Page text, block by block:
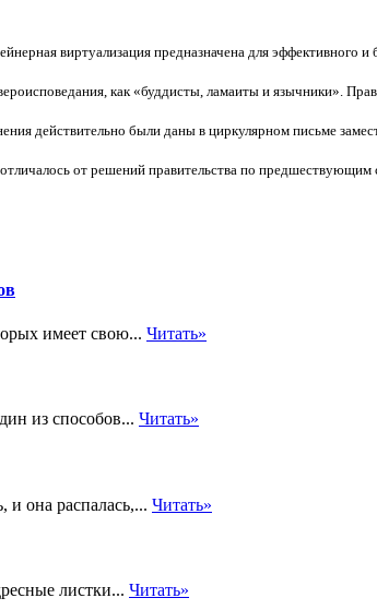
виртуализация предназначена для
как «буддисты, ламаиты и язычники».
действительно были даны в циркулярном письме
от решений правительства по
имеет свою... Читать»
из способов... Читать»
и она распалась,... Читать»
листки... Читать»